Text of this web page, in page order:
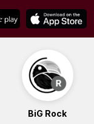
BiG Rock